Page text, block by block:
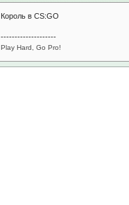
Король в CS:GO
--------------------
Play Hard, Go Pro!